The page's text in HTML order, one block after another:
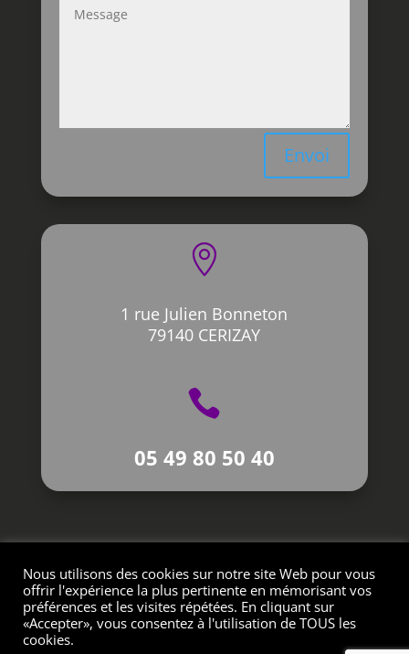
Envoi

1 rue Julien Bonneton
79140 CERIZAY

05 49 80 50 40
Création L’Impression Créative © 2021
Nous utilisons des cookies sur notre site Web pour vous
offrir l'expérience la plus pertinente en mémorisant vos
préférences et les visites répétées. En cliquant sur
«Accepter», vous consentez à l'utilisation de TOUS les
cookies.